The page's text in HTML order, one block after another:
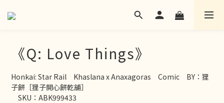
《Q: Love Things》
Honkai: Star Rail　Khaslana x Anaxagoras　Comic　BY：狸
子餅［狸子開心餅乾舖］
SKU：ABK999433